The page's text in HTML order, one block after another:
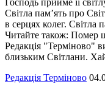
Господь прийме її
Світла пам’ять про
в серцях колег. Світла
Читайте також: Помер
Редакція "Терміново"
близьким Світлани.
Редакція Терміново